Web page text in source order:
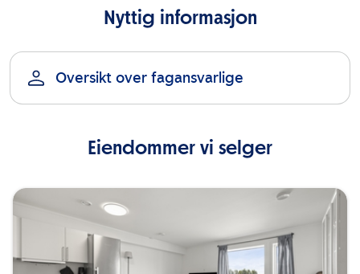
Nyttig informasjon
Oversikt over fagansvarlige
Eiendommer vi selger